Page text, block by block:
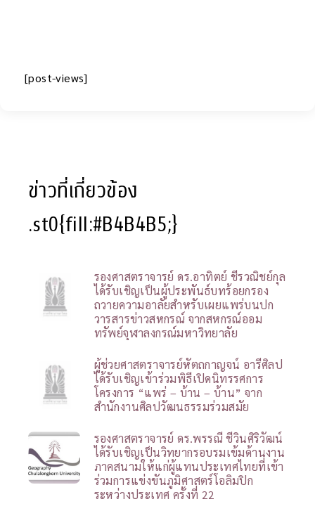
[post-views]
ข่าวที่เกี่ยวข้อง
.st0{fill:#B4B4B5;}
รองศาสตราจารย์ ดร.อาทิตย์ ชีรวณิชย์กุล
ได้รับเชิญเป็นผู้ประพันธ์บทร้อยกรอง
ถวายความอาลัยสำหรับเผยแพร่บนปก
วารสารข่าวสหกรณ์ จากสหกรณ์ออม
ทรัพย์จุฬาลงกรณ์มหาวิทยาลัย
ผู้ช่วยศาสตราจารย์หัตถกาญจน์ อารีศิลป
ได้รับเชิญเข้าร่วมพิธีเปิดนิทรรศการ
โครงการ “แพร่ – บ้าน – บ้าน” จาก
สำนักงานศิลปวัฒนธรรมร่วมสมัย
รองศาสตราจารย์ ดร.พรรณี ชีวินศิริวัฒน์
ได้รับเชิญเป็นวิทยากรอบรมเข้มด้านงาน
ภาคสนามให้แก่ผู้แทนประเทศไทยที่เข้า
ร่วมการแข่งขันภูมิศาสตร์โอลิมปิก
ระหว่างประเทศ ครั้งที่ 22